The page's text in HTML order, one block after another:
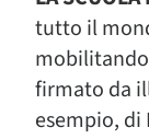
tutto il
mobilitando
firmato da
esempio, di